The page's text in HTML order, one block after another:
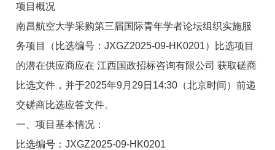
项目概况
南昌航空大学采购第三届国际青年学者论坛组织实施服
务项目（比选编号：JXGZ2025-09-HK0201）比选项目
的潜在供应商应在 江西国政招标咨询有限公司 获取磋商
比选文件，并于2025年9月29日14:30（北京时间）前递
交磋商比选应答文件。
一、项目基本情况：
比选编号：JXGZ2025-09-HK0201